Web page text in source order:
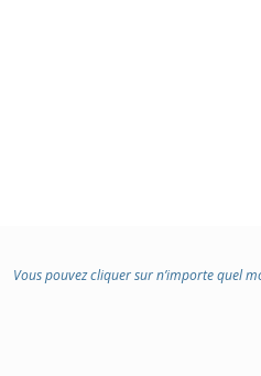
Vous pouvez cliquer sur n’importe quel